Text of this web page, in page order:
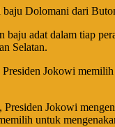
Dolomani dari
baju adat dalam tiap
Selatan.
Jokowi
Jokowi
untuk